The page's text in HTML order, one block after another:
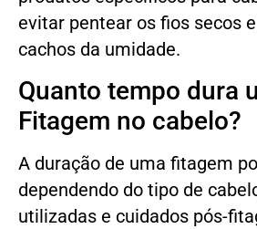
evitar pentear os fios secos
cachos da umidade.
Quanto tempo dura
Fitagem no cabelo?
A duração de uma fitagem
dependendo do tipo de
utilizadas e cuidados pós-